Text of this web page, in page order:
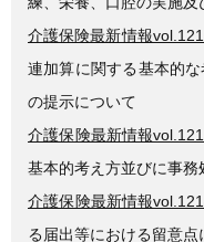
介護保険最新情報
連加算に関する基本的
の提示について
介護保険最新情報
基本的考え方並びに事
介護保険最新情報
る届出等における留意点